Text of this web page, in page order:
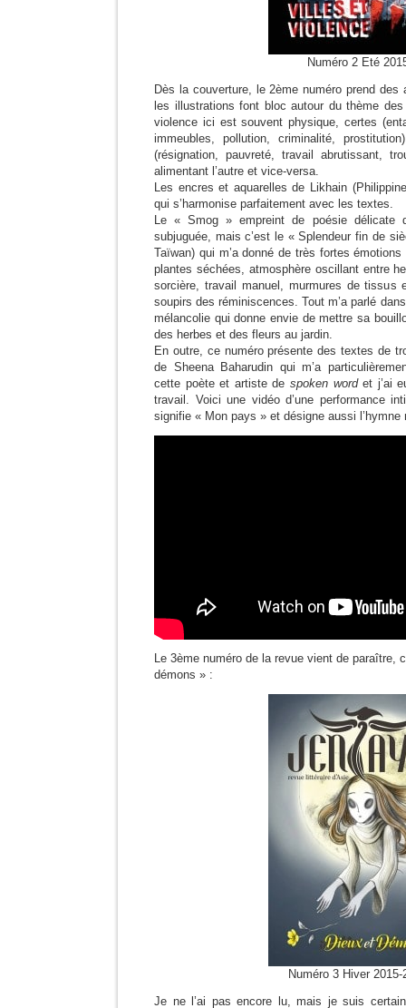
Numéro 2 Eté
Dès la couverture, le 2ème numéro prend
les illustrations font bloc autour du thème
violence ici est souvent physique, certes
immeubles, pollution, criminalité,
(résignation, pauvreté, travail abrutissant,
alimentant l’autre et vice-versa.
Les encres et aquarelles de Likhain
qui s’harmonise parfaitement avec les textes.
Le « Smog » empreint de poésie délicate
subjuguée, mais c’est le « Splendeur fin de
Taïwan) qui m’a donné de très fortes
plantes séchées, atmosphère oscillant entre
sorcière, travail manuel, murmures de tissus
soupirs des réminiscences. Tout m’a parlé
mélancolie qui donne envie de mettre sa
des herbes et des fleurs au jardin.
En outre, ce numéro présente des textes de
de Sheena Baharudin qui m’a
cette poète et artiste de spoken wordet j’ai
travail. Voici une vidéo d’une performance
signifie « Mon pays » et désigne aussi l’hymne
Le 3ème numéro de la revue vient de paraître,
démons » :
Numéro 3 Hiver 2015-
Je ne l’ai pas encore lu, mais je suis